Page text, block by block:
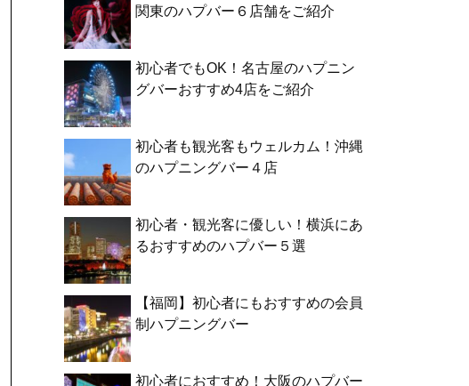
関東のハプバー６店舗をご紹介
初心者でもOK！名古屋のハプニン
グバーおすすめ4店をご紹介
初心者も観光客もウェルカム！沖縄
のハプニングバー４店
初心者・観光客に優しい！横浜にあ
るおすすめのハプバー５選
【福岡】初心者にもおすすめの会員
制ハプニングバー
初心者におすすめ！大阪のハプバー